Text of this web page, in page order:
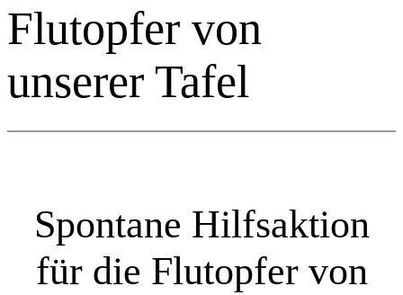
Flutopfer von
unserer Tafel
Spontane Hilfsaktion
für die Flutopfer von